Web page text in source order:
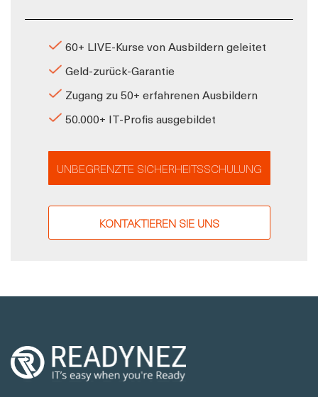
60+ LIVE-Kurse von Ausbildern geleitet
Geld-zurück-Garantie
Zugang zu 50+ erfahrenen Ausbildern
50.000+ IT-Profis ausgebildet
UNBEGRENZTE SICHERHEITSSCHULUNG
KONTAKTIEREN SIE UNS